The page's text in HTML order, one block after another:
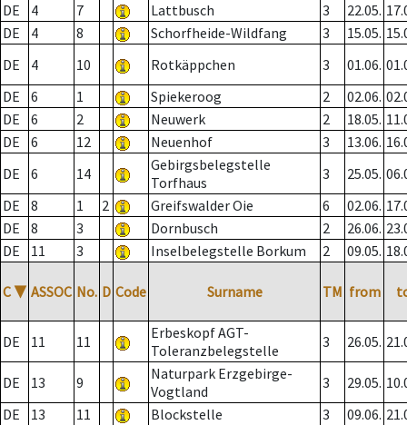
DE
4 7 Lattbusch 3 22.05.
DE
4 8 Schorfheide-Wildfang 3 15.05.
DE
4 10 Rotkäppchen 3 01.06.
DE
6 1 Spiekeroog 2 02.06.
DE
6 2 Neuwerk 2 18.05.
DE
6 12 Neuenhof 3 13.06.
DE
6 14
Gebirgsbelegstelle
Torfhaus
3 25.05.
DE
8 1 2 Greifswalder Oie 6 02.06.
DE
8 3 Dornbusch 2 26.06.
DE
11 3 Inselbelegstelle Borkum 2 09.05.
C ▼ ASSOC No. D Code Surname TM from
DE 11 11
Erbeskopf AGT-
Toleranzbelegstelle
3 26.05.
DE 13 9
Naturpark Erzgebirge-
Vogtland
3 29.05.
DE
13 11 Blockstelle 3 09.06.